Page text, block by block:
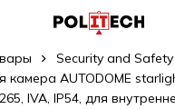
Security and Safety
камера AUTODOME
IVA, IP54, для